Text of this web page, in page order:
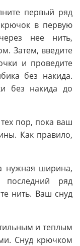
первый ряд
в первую
нее нить,
Затем, введите
и проведите
без накида.
без накида до
пор, пока ваш
Как правило,
нужная ширина,
последний ряд
нить. Ваш снуд
и теплым
Снуд крючком